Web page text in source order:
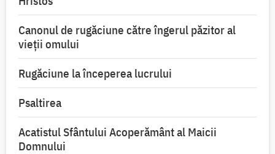
Canonul de rugăciune către îngerul păzitor al
vieții omului
Rugăciune la începerea lucrului
Psaltirea
Acatistul Sfântului Acoperământ al Maicii
Domnului